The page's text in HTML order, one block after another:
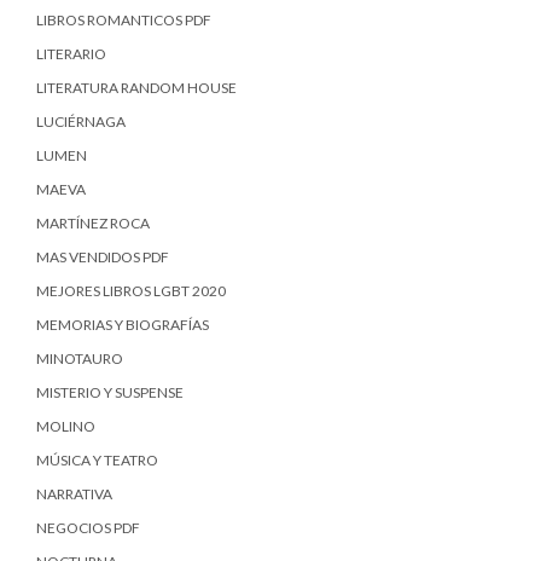
LIBROS ROMANTICOS PDF
LITERARIO
LITERATURA RANDOM HOUSE
LUCIÉRNAGA
LUMEN
MAEVA
MARTÍNEZ ROCA
MAS VENDIDOS PDF
MEJORES LIBROS LGBT 2020
MEMORIAS Y BIOGRAFÍAS
MINOTAURO
MISTERIO Y SUSPENSE
MOLINO
MÚSICA Y TEATRO
NARRATIVA
NEGOCIOS PDF